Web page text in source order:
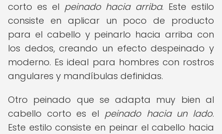
corto es el peinado hacia arriba. Este estilo
consiste en aplicar un poco de producto
para el cabello y peinarlo hacia arriba con
los dedos, creando un efecto despeinado y
moderno. Es ideal para hombres con rostros
angulares y mandíbulas definidas.
Otro peinado que se adapta muy bien al
cabello corto es el peinado hacia un lado.
Este estilo consiste en peinar el cabello hacia